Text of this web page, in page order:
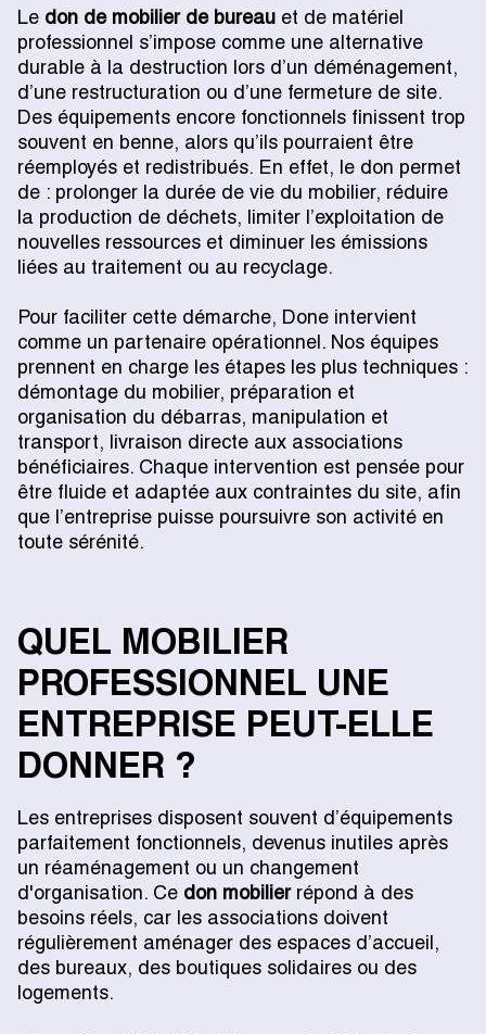
Le don de mobilier de bureau et de matériel
professionnel s’impose comme une alternative
durable à la destruction lors d’un déménagement,
d’une restructuration ou d’une fermeture de site.
Des équipements encore fonctionnels finissent trop
souvent en benne, alors qu’ils pourraient être
réemployés et redistribués. En effet, le don permet
de : prolonger la durée de vie du mobilier, réduire
la production de déchets, limiter l’exploitation de
nouvelles ressources et diminuer les émissions
liées au traitement ou au recyclage.
Pour faciliter cette démarche, Done intervient
comme un partenaire opérationnel. Nos équipes
prennent en charge les étapes les plus techniques :
démontage du mobilier, préparation et
organisation du débarras, manipulation et
transport, livraison directe aux associations
bénéficiaires. Chaque intervention est pensée pour
être fluide et adaptée aux contraintes du site, afin
que l’entreprise puisse poursuivre son activité en
toute sérénité.
QUEL MOBILIER
PROFESSIONNEL UNE
ENTREPRISE PEUT-ELLE
DONNER ?
Les entreprises disposent souvent d’équipements
parfaitement fonctionnels, devenus inutiles après
un réaménagement ou un changement
d'organisation. Ce don mobilierrépond à des
besoins réels, car les associations doivent
régulièrement aménager des espaces d’accueil,
des bureaux, des boutiques solidaires ou des
logements.